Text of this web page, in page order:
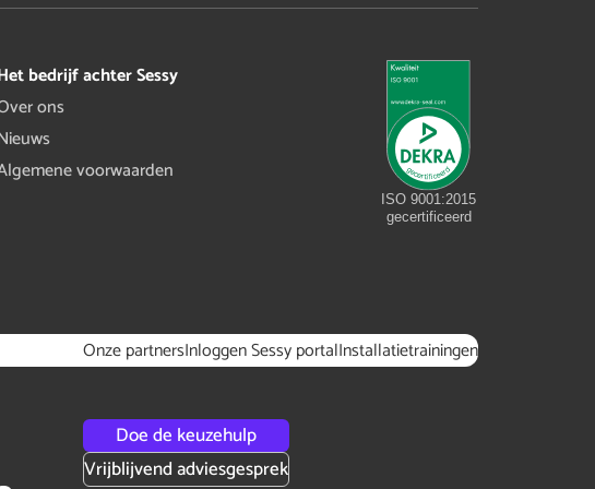
bedrijf achter Sessy
ons
voorwaarden
ISO 9001:2015
gecertificeerd
Onze partnersInloggen Sessy portalInstallatietrainingen
Doe de keuzehulp
Vrijblijvend adviesgesprek